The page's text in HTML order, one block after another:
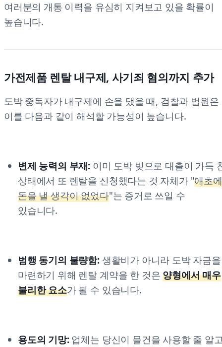
여러분의 개통 이력을 유심히 지켜보고 있을 확률이
높습니다.
가전제품 렌탈 내구제, 사기죄 혐의까지 추가
도박 중독자가 내구제에 손을 댔을 때, 검찰과 법원은
이를 다음과 같이 해석할 가능성이 높습니다.
변제 능력의 부재: 이미 도박 빚으로 대출이 가득
상태에서 또 렌탈을 신청했다는 것 자체가 "애초에
돈을 낼 생각이 없었다"는 증거로 쓰일 수
있습니다.
범행 동기의 불량함:생활비가 아니라 도박 자금을
마련하기 위해 렌탈 계약을 한 것은양형에서 매우
불리한 요소가 될 수 있습니다.
용도의 기망:업체는 당신이 물건을 사용할 줄 알